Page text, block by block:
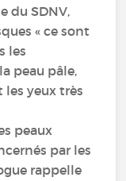
du SDNV,
« ce sont
les
peau pâle,
yeux très
peaux
par les
rappelle